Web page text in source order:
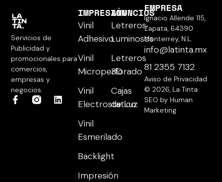
Servicios de
Publicidad y
promocionales para
comercios,
empresas y
negocios.
IMPRESIÓN
Vinil
Adhesivo
Vinil
Microperforado
Vinil
Electrostatico
Vinil
Esmerilado
Backlight
Impresión
ANUNCIOS
Letreros
Luminosos
Letreros
3D
Cajas
de Luz
EMPRESA
Ignacio Allende 115,
Zapata, 64390
Monterrey, N.L.
info@latinta.mx
81 2355 7132
Aviso de Privacidad
© 2026, La Tinta
SEO by Human
Marketing